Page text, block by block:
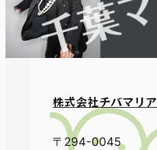
株式会社チバマリア
〒294-0045